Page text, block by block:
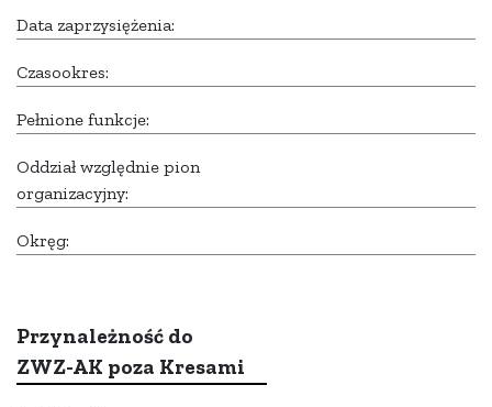
Data zaprzysiężenia:
Czasookres:
Pełnione funkcje:
Oddział względnie pion
organizacyjny:
Okręg:
Przynależność do
ZWZ-AK poza Kresami